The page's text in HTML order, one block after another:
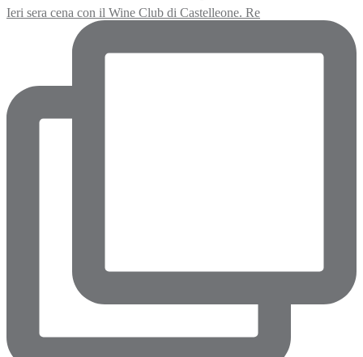
Ieri sera cena con il Wine Club di Castelleone. Re